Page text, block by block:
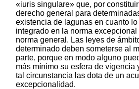
«iuris singulare» que, por
derecho general para
existencia de lagunas en cuanto
integrado en la norma
norma general. Las leyes de
determinado deben someterse al
parte, porque en modo alguno
más mínimo su esfera de vigencia
tal circunstancia las dota de un
excepcionalidad.